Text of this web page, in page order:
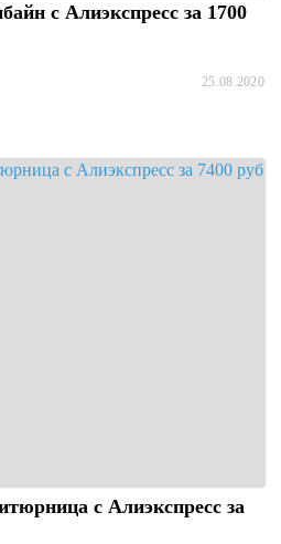
с Алиэкспресс за 1700
25.08.2020
с Алиэкспресс за